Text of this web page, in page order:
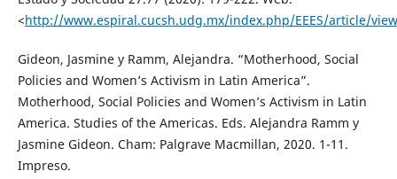
<http://www.espiral.cucsh.udg.mx/index.php/EEES/article/
Gideon, Jasmine y Ramm, Alejandra. “Motherhood, Social
Policies and Women’s Activism in Latin America”.
Motherhood, Social Policies and Women’s Activism in Latin
America. Studies of the Americas. Eds. Alejandra Ramm y
Jasmine Gideon. Cham: Palgrave Macmillan, 2020. 1-11.
Impreso.